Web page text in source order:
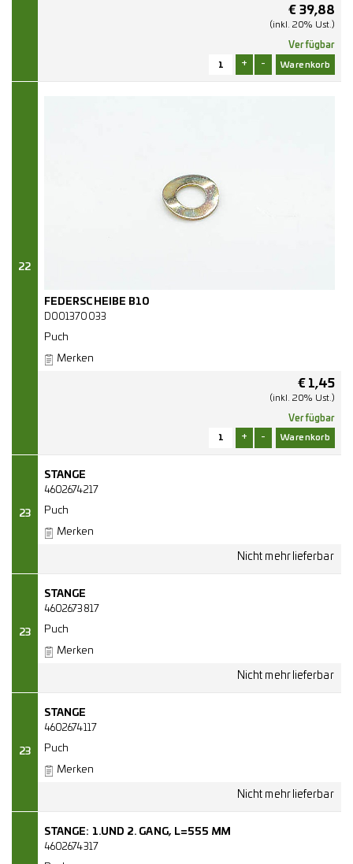
€ 39,88
(inkl. 20% Ust.)
Verfügbar
+ -
22
FEDERSCHEIBE B10
D001370033
Puch
Merken
€1,45
(inkl. 20% Ust.)
Verfügbar
+ -
23
STANGE
4602674217
Puch
Merken
23
STANGE
4602673817
Puch
Merken
23
STANGE
4602674117
Puch
Merken
STANGE: 1.UND 2. GANG, L=555 MM
4602674317